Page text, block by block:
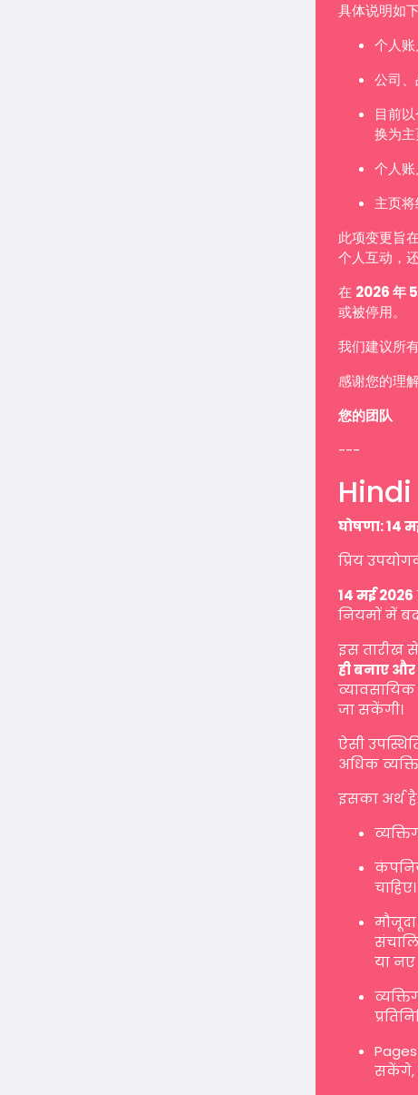
具体说明如
个人账
公司
目前
换为主
个人账
主页
此项变更旨
个人互动，
在 2026 年
或被停用。
我们建议所
感谢您的理解
您的团队
---
Hindi
घोषणा: 14
प्रिय
14 मई 2026
नियमों में
इस तारीख
ही बनाए
जा सकेंगी।
ऐसी
अधिक
इसका अर्थ है:
चाहिए।
या नए
सकेंगे,